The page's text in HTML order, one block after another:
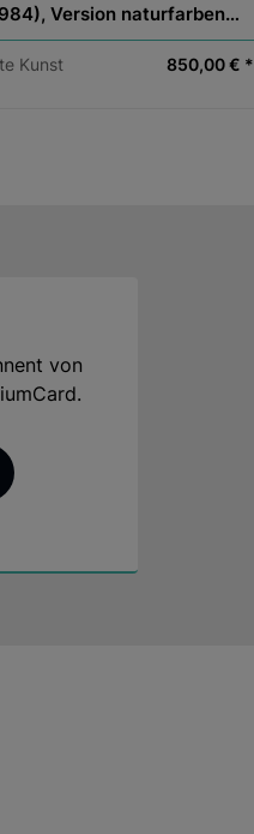
Version naturfarben
Kunst 850,00 € *
von